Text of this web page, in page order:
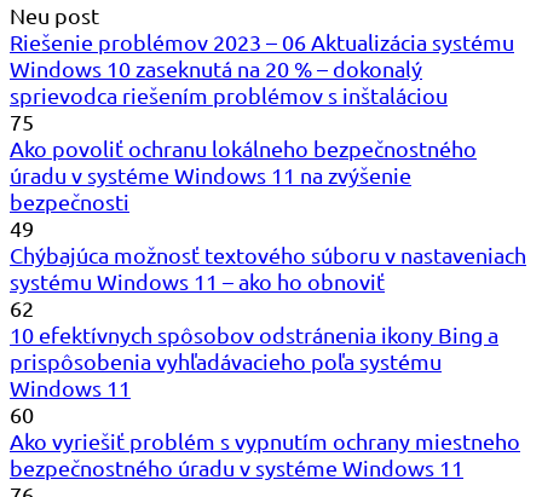
Neu post
Riešenie problémov 2023 – 06 Aktualizácia systému
Windows 10 zaseknutá na 20 % – dokonalý
sprievodca riešením problémov s inštaláciou
75
Ako povoliť ochranu lokálneho bezpečnostného
úradu v systéme Windows 11 na zvýšenie
bezpečnosti
49
Chýbajúca možnosť textového súboru v nastaveniach
systému Windows 11 – ako ho obnoviť
62
10 efektívnych spôsobov odstránenia ikony Bing a
prispôsobenia vyhľadávacieho poľa systému
Windows 11
60
Ako vyriešiť problém s vypnutím ochrany miestneho
bezpečnostného úradu v systéme Windows 11